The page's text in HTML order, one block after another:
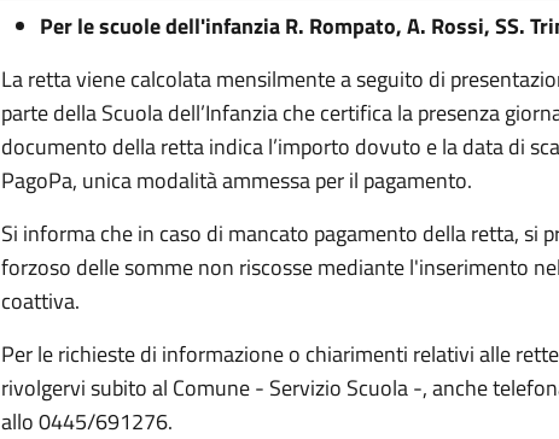
Per le scuole dell'infanzia R. Rompato, A. Rossi, SS.
La retta viene calcolata mensilmente a seguito di
parte della Scuola dell’Infanzia che certifica la presenza
documento della retta indica l’importo dovuto e la data di
PagoPa, unica modalità ammessa per il pagamento.
Si informa che in caso di mancato pagamento della retta, si
forzoso delle somme non riscosse mediante l'inserimento
coattiva.
Per le richieste di informazione o chiarimenti relativi alle
rivolgervi subito al Comune - Servizio Scuola -, anche
allo 0445/691276.